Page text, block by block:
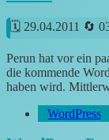
29.04.2011
Perun hat vor ein
die kommende
haben wird.
WordPress